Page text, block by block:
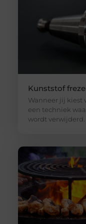
Kunststof
Wanneer jij kiest
een techniek
wordt